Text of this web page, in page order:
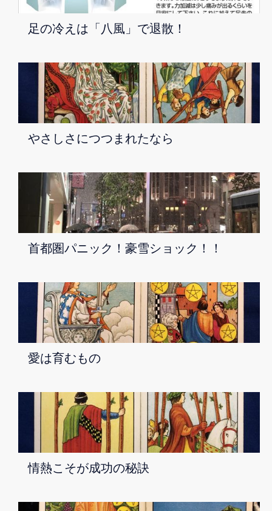
足の冷えは「八風」で退散！
やさしさにつつまれたなら
首都圏パニック！豪雪ショック！！
愛は育むもの
情熱こそが成功の秘訣